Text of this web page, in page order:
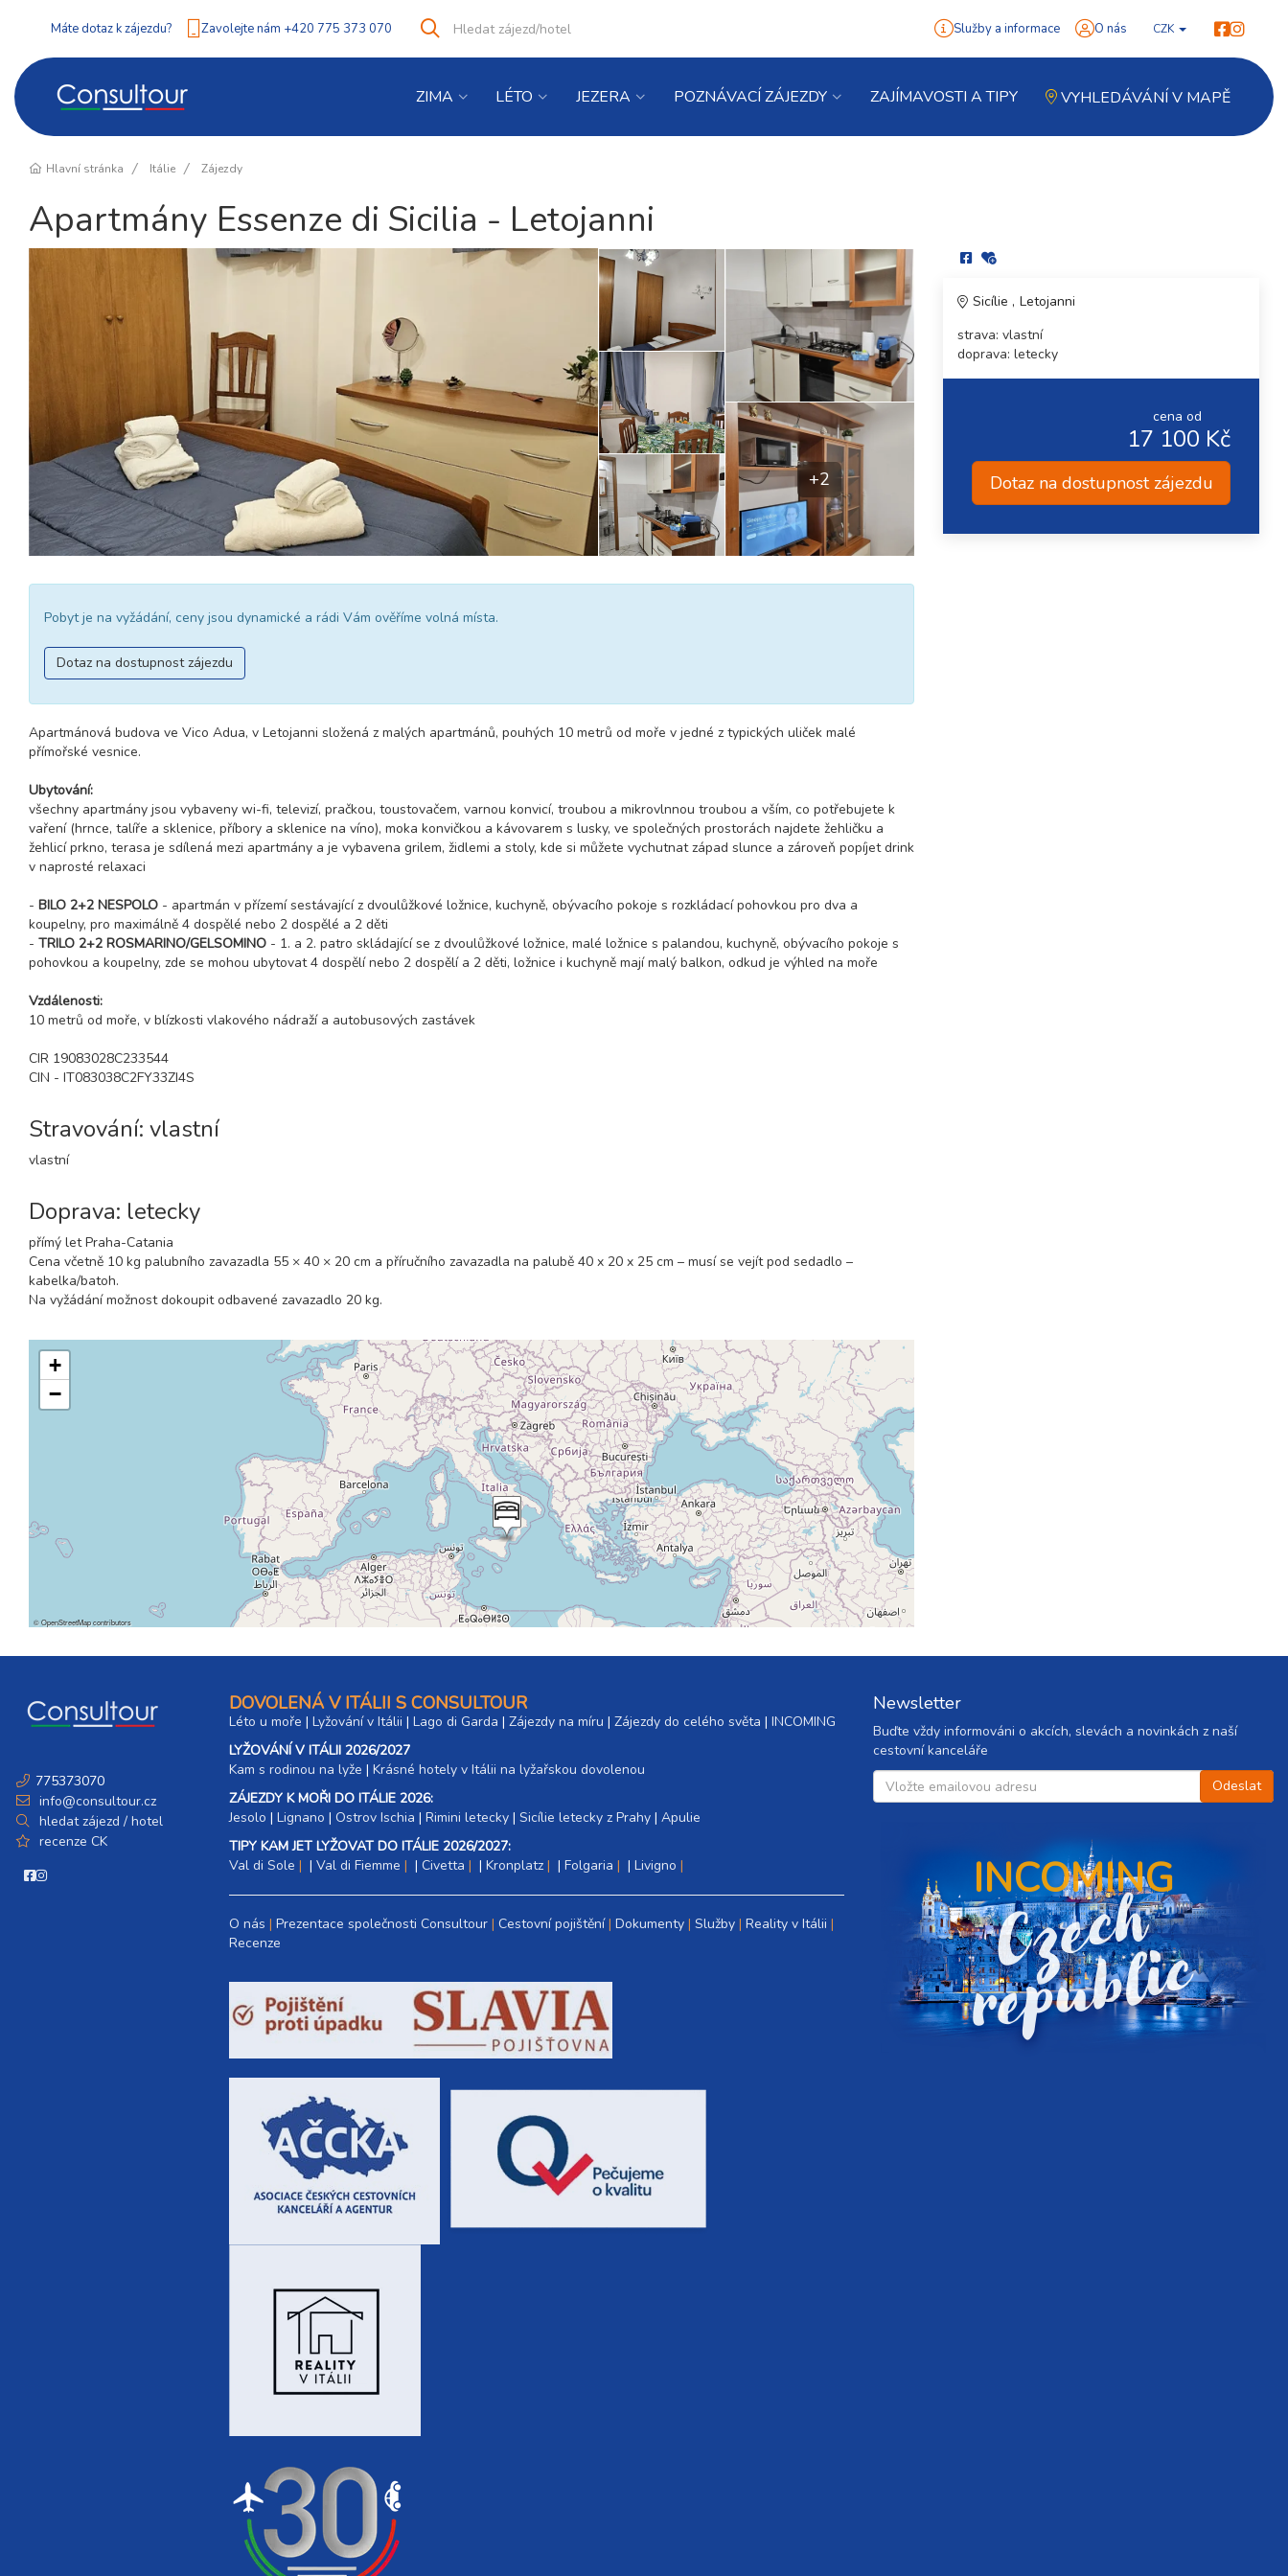
Máte dotaz k zájezdu? Zavolejte nám +420 775 373 070
co
Vyhledat Služby a informace O nás CZK
ZIMA LÉTO JEZERA POZNÁVACÍ ZÁJEZDY ZAJÍMAVOSTI A TIPY VYHLEDÁVÁNÍ V MAPĚ
Hlavní stránka Itálie Zájezdy
Apartmány Essenze di Sicilia - Letojanni
+2
Pobyt je na vyžádání, ceny jsou dynamické a rádi Vám ověříme volná místa.
Dotaz na dostupnost zájezdu
Apartmánová budova ve Vico Adua, v Letojanni složená z malých apartmánů, pouhých 10 metrů od moře v jedné z typických uliček malé
přímořské vesnice.
Ubytování:
všechny apartmány jsou vybaveny wi-fi, televizí, pračkou, toustovačem, varnou konvicí, troubou a mikrovlnnou troubou a vším, co potřebujete k
vaření (hrnce, talíře a sklenice, příbory a sklenice na víno), moka konvičkou a kávovarem s lusky, ve společných prostorách najdete žehličku a
žehlicí prkno, terasa je sdílená mezi apartmány a je vybavena grilem, židlemi a stoly, kde si můžete vychutnat západ slunce a zároveň popíjet drink
v naprosté relaxaci
- BILO 2+2 NESPOLO - apartmán v přízemí sestávající z dvoulůžkové ložnice, kuchyně, obývacího pokoje s rozkládací pohovkou pro dva a
koupelny, pro maximálně 4 dospělé nebo 2 dospělé a 2 děti
- TRILO 2+2 ROSMARINO/GELSOMINO - 1. a 2. patro skládající se z dvoulůžkové ložnice, malé ložnice s palandou, kuchyně, obývacího pokoje s
pohovkou a koupelny, zde se mohou ubytovat 4 dospělí nebo 2 dospělí a 2 děti, ložnice i kuchyně mají malý balkon, odkud je výhled na moře
Vzdálenosti:
10 metrů od moře, v blízkosti vlakového nádraží a autobusových zastávek
CIR 19083028C233544
CIN - IT083038C2FY33ZI4S
Stravování: vlastní
vlastní
Doprava: letecky
přímý let Praha-Catania
Cena včetně 10 kg palubního zavazadla 55 × 40 × 20 cm a příručního zavazadla na palubě 40 x 20 x 25 cm – musí se vejít pod sedadlo –
kabelka/batoh.
Na vyžádání možnost dokoupit odbavené zavazadlo 20 kg.
+
−
©OpenStreetMapcontributors
Sicílie
Letojanni
strava: vlastní
doprava: letecky
cena od
17 100 Kč
Dotaz na dostupnost zájezdu
775373070
info@consultour.cz
hledat zájezd / hotel
recenze CK
DOVOLENÁ V ITÁLII S CONSULTOUR
Léto u moře | Lyžování v Itálii | Lago di Garda | Zájezdy na míru | Zájezdy do celého světa | INCOMING
LYŽOVÁNÍ V ITÁLII 2026/2027
Kam s rodinou na lyže |​ Krásné hotely v Itálii na lyžařskou dovolenou
ZÁJEZDY K MOŘI DO ITÁLIE 2026:
Jesolo | Lignano | Ostrov Ischia | Rimini letecky | Sicílie letecky z Prahy | Apulie
TIPY KAM JET LYŽOVAT DO ITÁLIE 2026/2027:
Val di Sole
| Val di Fiemme | Civetta | Kronplatz | Folgaria | Livigno
O nás Prezentace společnosti Consultour Cestovní pojištění Dokumenty Služby Reality v Itálii
Recenze
Newsletter
Buďte vždy informováni o akcích, slevách a novinkách z naší
cestovní kanceláře
INCOMING
C
z
e
c
h
r
e
p
u
b
l
i
c